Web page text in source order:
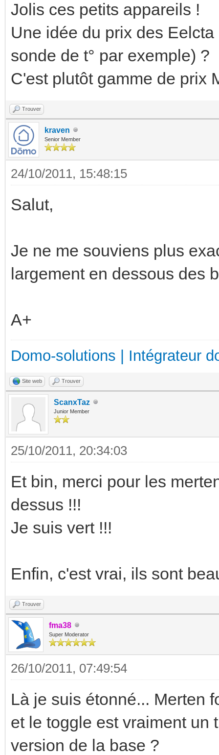
Jolis ces petits appareils !
Une idée du prix des
sonde de t° par exemple) ?
C'est plutôt gamme de prix
Trouver
kraven
Senior Member
24/10/2011, 15:48:15
Salut,
Je ne me souviens plus
largement en dessous des
A+
Domo-solutions | Intégrateur
Site web Trouver
ScanxTaz
Junior Member
25/10/2011, 20:34:03
Et bin, merci pour les
dessus !!!
Je suis vert !!!
Enfin, c'est vrai, ils sont
Trouver
fma38
Super Moderator
26/10/2011, 07:49:54
Là je suis étonné... Merten
et le toggle est vraiment un
version de la base ?